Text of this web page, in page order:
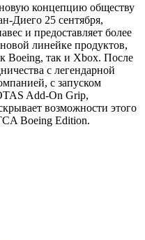
концепцию обществу
Диего 25 сентября,
и предоставляет более
линейке продуктов,
Boeing, так и Xbox. После
с легендарной
с запуском
Add-On Grip,
возможности этого
Boeing Edition.